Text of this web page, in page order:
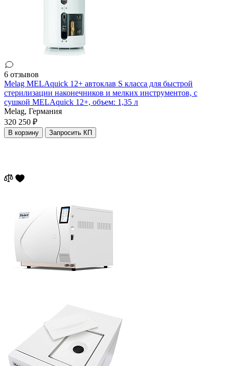
6 отзывов
Melag MELAquick 12+ автоклав S класса для быстрой
стерилизации наконечников и мелких инструментов, с
сушкой MELAquick 12+, объем: 1,35 л
Melag, Германия
320 250 ₽
В корзину Запросить КП